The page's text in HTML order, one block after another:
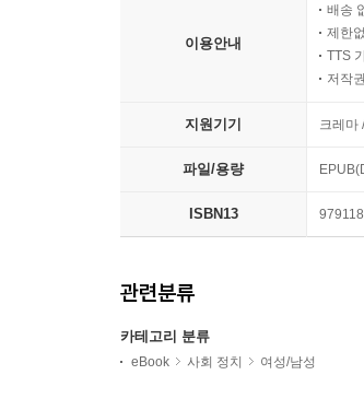
이용안내
배송
제한
TTS
저작
지원기기 크레마
파일/용량
ISBN13
관련분류
카테고리 분류
eBook 사회 정치 여성/남성